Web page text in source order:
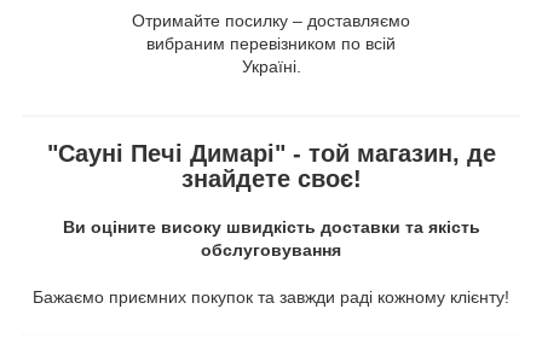
Отримайте посилку – доставляємо
вибраним перевізником по всій
Україні.
"Сауні Печі Димарі" - той магазин, де
знайдете своє!
Ви оціните високу швидкість доставки та якість
обслуговування
Бажаємо приємних покупок та завжди раді кожному клієнту!